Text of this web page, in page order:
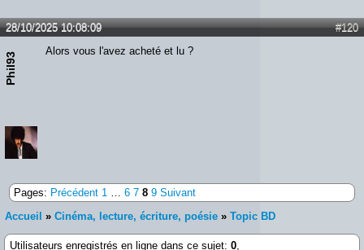
#120
28/10/2025 10:08:09
Phil93
Alors vous l'avez acheté et lu ?
Pages: Précédent 1 6 7 8 9 Suivant
Accueil » Cinéma, lecture, écriture, poésie » Topic BD
Utilisateurs enregistrés en ligne dans ce sujet: 0